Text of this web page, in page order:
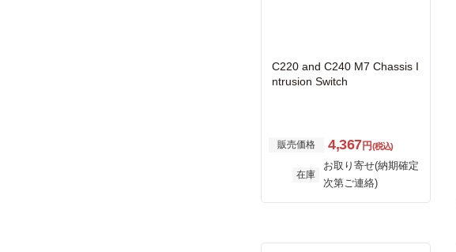
C220 and C240 M7 Chassis I
ntrusion Switch
販売価格 4,367円(税込)
在庫
お取り寄せ(納期確定
次第ご連絡)